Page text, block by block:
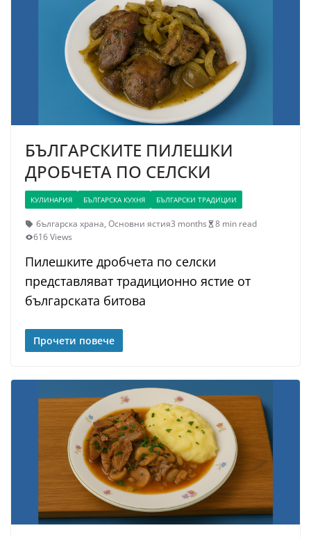
БЪЛГАРСКИТЕ ПИЛЕШКИ
ДРОБЧЕТА ПО СЕЛСКИ
КУЛИНАРИЯ БЪЛГАРСКА КУХНЯ БЪЛГАРСКИ ТРАДИЦИИ
българска храна, Основни ястия3 months
8 min read
616 Views
Пилешките дробчета по селски
представляват традиционно ястие от
българската битова
Прочети повече